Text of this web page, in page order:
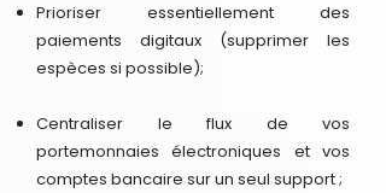
Prioriser essentiellement des
paiements digitaux (supprimer les
espèces si possible);
Centraliser le flux de vos
portemonnaies électroniques et vos
comptes bancaire sur un seul support ;